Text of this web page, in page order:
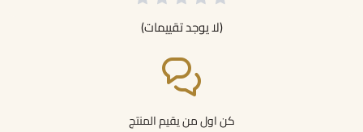
كن اول من يقيم المنتج
(لا يوجد تقييمات)